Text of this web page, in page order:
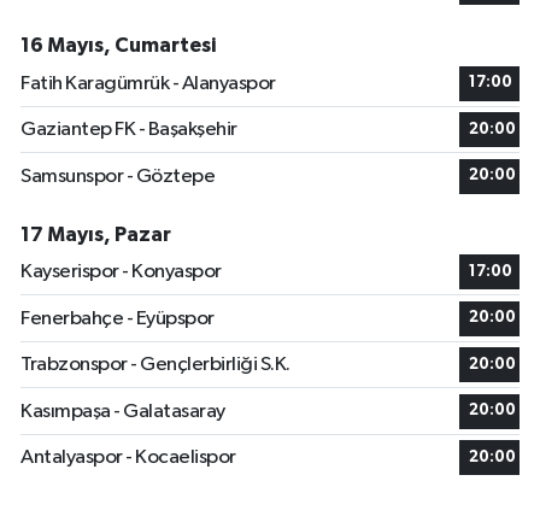
16 Mayıs, Cumartesi
Fatih Karagümrük - Alanyaspor
17:00
Gaziantep FK - Başakşehir 20:00
Samsunspor - Göztepe 20:00
17 Mayıs, Pazar
Kayserispor - Konyaspor
17:00
Fenerbahçe - Eyüpspor 20:00
Trabzonspor - Gençlerbirliği S.K. 20:00
Kasımpaşa - Galatasaray 20:00
Antalyaspor - Kocaelispor 20:00